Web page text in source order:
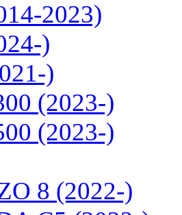
2023)
)
)
(2023-)
(2023-)
8 (2022-)